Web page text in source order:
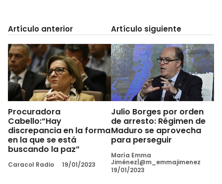
Artículo anterior
Procuradora
Cabello:“Hay
discrepancia en la forma
en la que se está
buscando la paz”
Caracol Radio 19/01/2023
Artículo siguiente
Julio Borges por orden
de arresto: Régimen de
Maduro se aprovecha
para perseguir
María Emma
Jiménez|@m_emmajimenez
19/01/2023